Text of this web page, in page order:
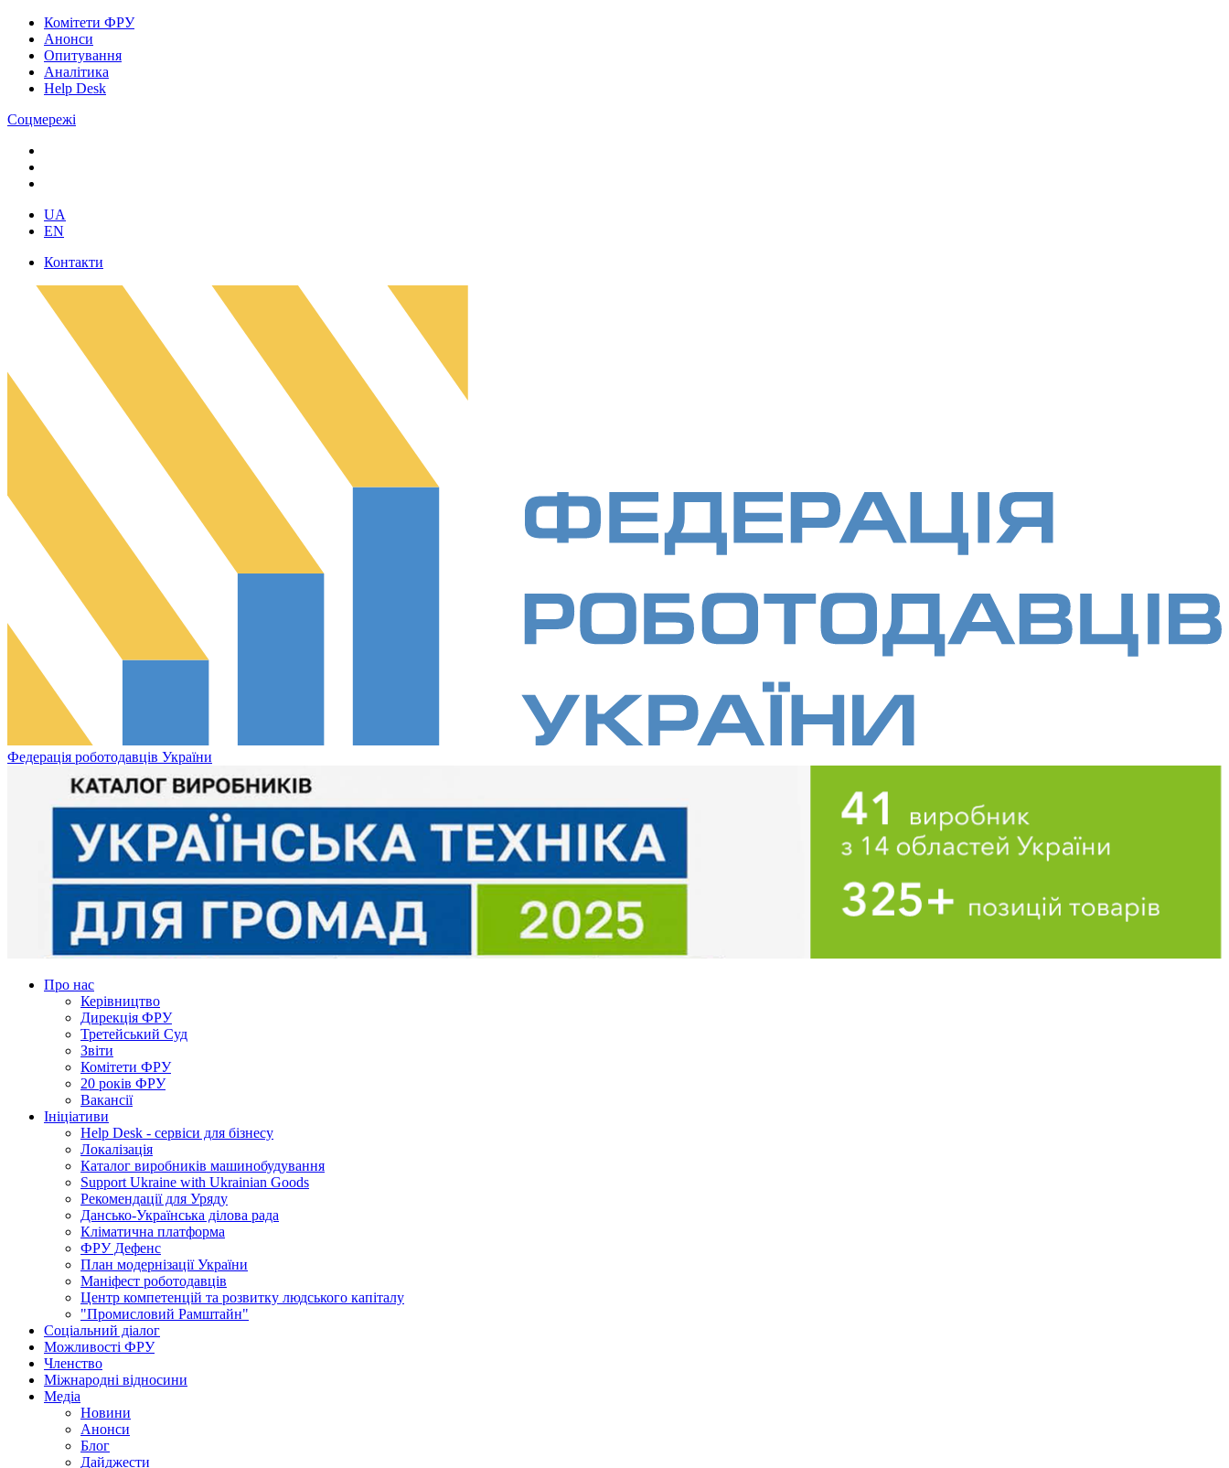
Комітети ФРУ
Анонси
Опитування
Аналітика
Help Desk
Соцмережі
UA
EN
Контакти
Федерація роботодавців України
Про нас
Керівництво
Дирекція ФРУ
Третейський Суд
Звіти
Комітети ФРУ
20 років ФРУ
Вакансії
Ініціативи
Help Desk - сервіси для бізнесу
Локалізація
Каталог виробників машинобудування
Support Ukraine with Ukrainian Goods
Рекомендації для Уряду
Дансько-Українська ділова рада
Кліматична платформа
ФРУ Дефенс
План модернізації України
Маніфест роботодавців
Центр компетенцій та розвитку людського капіталу
"Промисловий Рамштайн"
Соціальний діалог
Можливості ФРУ
Членство
Міжнародні відносини
Медіа
Новини
Анонси
Блог
Дайджести